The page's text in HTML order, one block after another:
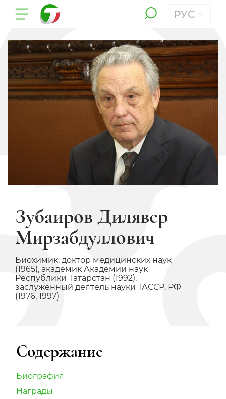
РУС
Зубаиров Дилявер
Мирзабдуллович
Биохимик, доктор медицинских наук
(1965), академик Академии наук
Республики Татарстан (1992),
заслуженный деятель науки ТАССР, РФ
(1976, 1997)
Содержание
Биография
Награды